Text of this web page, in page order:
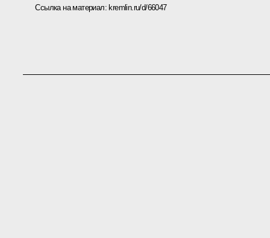
Ссылка на материал: kremlin.ru/d/66047